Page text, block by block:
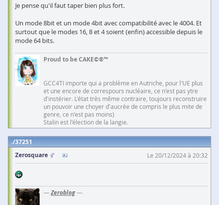
Je pense qu'il faut taper bien plus fort.
Un mode 8bit et un mode 4bit avec compatibilité avec le 4004. Et
surtout que le modes 16, 8 et 4 soient (enfin) accessible depuis le
mode 64 bits.
Proud to be CAKE©®™
GCC4TI importe qui a problème en Autriche, pour l'UE plus
et une encore de correspours nucléaire, ce n'est pas ytre
d'instérier. L'état très même contraire, toujours reconstruire
un pouvoir une choyer d'aucrée de compris le plus mite de
genre, ce n'est pas moins)
Stalin est l'élection de la langie.
37251
Zerosquare
Le 20/12/2024 à 20:32
—Zeroblog—